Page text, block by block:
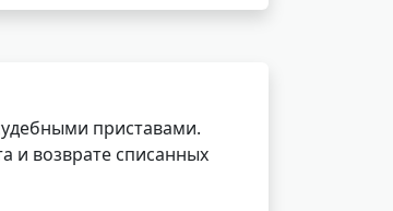
приставами.
и возврате списанных